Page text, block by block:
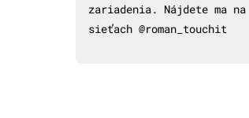
zariadenia. Nájdete ma
sieťach @roman_touchit